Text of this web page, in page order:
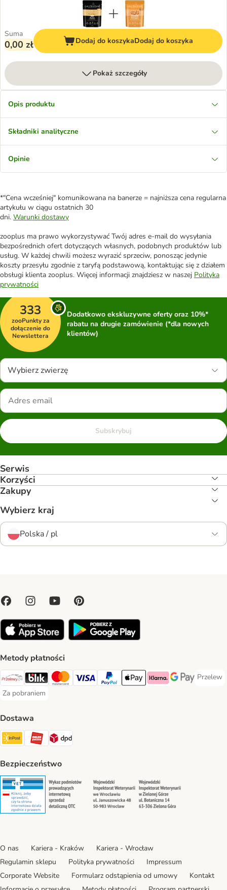
Suma
0,00 zł Dodaj do koszykaDodaj do koszyka
Pokaż szczegóły
Opis produktu
Składniki analityczne
Opinie
*"Cena wcześniej" komunikowana na banerze = najniższa cena regularna
artykułu w ciągu ostatnich 30
dni. Warunki dostawy
zooplus ma prawo wykorzystywać Twój adres e-mail do wysyłania
bezpośrednich ofert dotyczących własnych, podobnych produktów lub
usług. W każdej chwili możesz wyrazić sprzeciw, ponosząc jedynie
koszty przesyłu zgodnie z taryfą podstawową, kontaktując się z działem
obsługi klienta zooplus. Więcej informacji znajdziesz w naszej Polityka
prywatności
333
zooPunkty za
dołączenie do
Newslettera
Dodatkowo ekskluzywne oferty oraz 10%*
rabatu na drugie zamówienie (*dla nowych
klientów)
Wybierz zwierzę
Subskrybuj
Serwis
Korzyści
Zakupy
Wybierz kraj
Polska / pl
Metody płatności
Przelewy24 Payment Method
Blik Payment Method
MasterCard Payment Method
Visa Payment Method
PayPal Payment Method
Apple Pay Payment Method
Klarna Payment Method
Google Pay
Przelew
Przelew
Za pobraniem
Za pobraniem Payment Method
Dostawa
Paczkomat® Shipping Method
ORLEN Paczka Shipping Method
DPD Shipping Method
Bezpieczeństwo
Security Security Security
O nas Kariera - Kraków
Kariera - Wrocław
Regulamin sklepu
Polityka prywatności
Impressum
Corporate Website
Formularz odstąpienia od umowy
Kontakt